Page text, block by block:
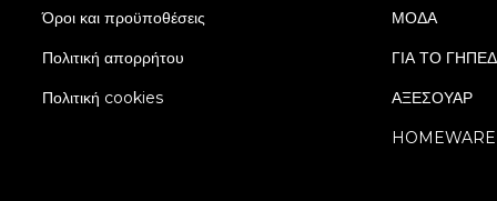
Όροι και προϋποθέσεις
Πολιτική απορρήτου
Πολιτική cookies
ΜΟΔΑ
ΓΙΑ ΤΟ
ΑΞΕΣΟΥΑΡ
HOMEWARE